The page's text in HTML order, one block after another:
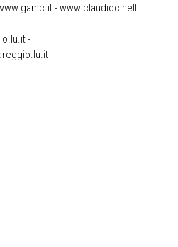
- www.claudiocinelli.it
-